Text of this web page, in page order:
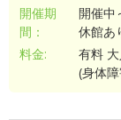
開催期
間：
開催中
休館あ
料金:
有料
(身体